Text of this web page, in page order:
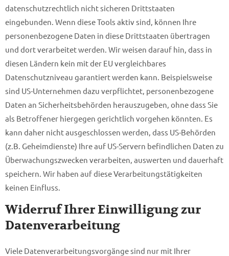
datenschutzrechtlich nicht sicheren Drittstaaten
eingebunden. Wenn diese Tools aktiv sind, können Ihre
personenbezogene Daten in diese Drittstaaten übertragen
und dort verarbeitet werden. Wir weisen darauf hin, dass in
diesen Ländern kein mit der EU vergleichbares
Datenschutzniveau garantiert werden kann. Beispielsweise
sind US-Unternehmen dazu verpflichtet, personenbezogene
Daten an Sicherheitsbehörden herauszugeben, ohne dass Sie
als Betroffener hiergegen gerichtlich vorgehen könnten. Es
kann daher nicht ausgeschlossen werden, dass US-Behörden
(z.B. Geheimdienste) Ihre auf US-Servern befindlichen Daten zu
Überwachungszwecken verarbeiten, auswerten und dauerhaft
speichern. Wir haben auf diese Verarbeitungstätigkeiten
keinen Einfluss.
Widerruf Ihrer Einwilligung zur
Datenverarbeitung
Viele Datenverarbeitungsvorgänge sind nur mit Ihrer